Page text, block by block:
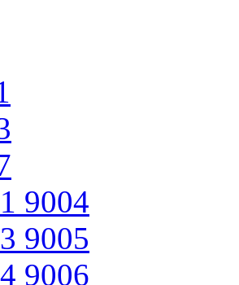
9004
9005
9006